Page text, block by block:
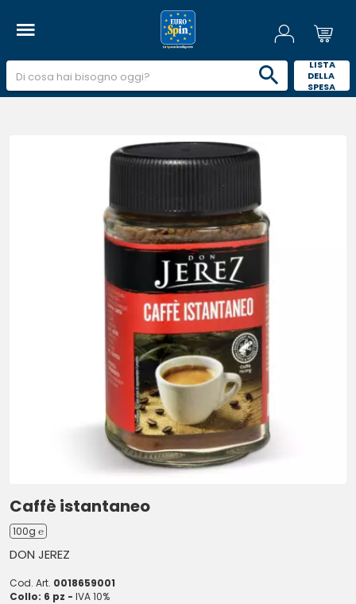
LISTA
DELLA
SPESA
Caffè istantaneo
100g ℮
DON JEREZ
Cod. Art. 0018659001
Collo: 6 pz - IVA 10%